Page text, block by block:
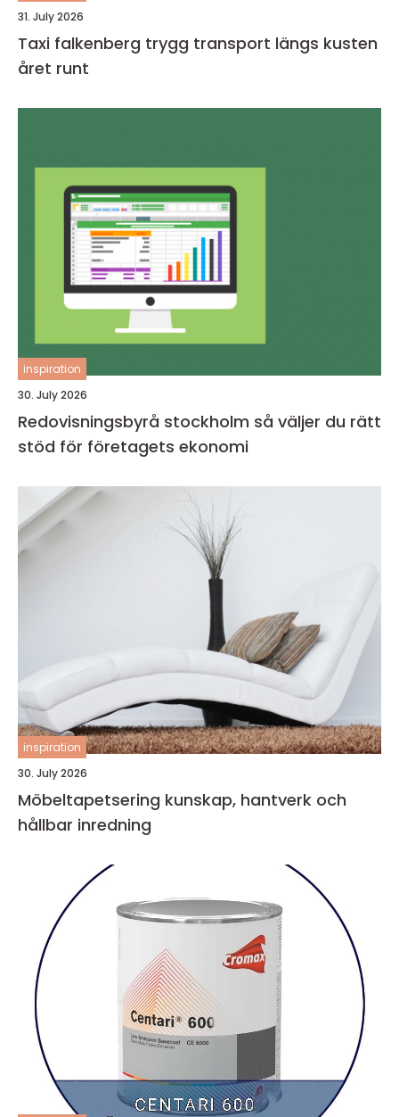
31. July 2026
Taxi falkenberg trygg transport längs kusten
året runt
inspiration
30. July 2026
Redovisningsbyrå stockholm så väljer du rätt
stöd för företagets ekonomi
inspiration
30. July 2026
Möbeltapetsering kunskap, hantverk och
hållbar inredning